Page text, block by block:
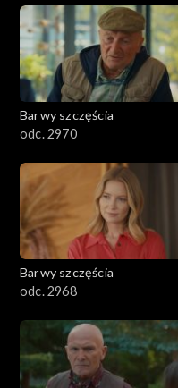
Barwy szczęścia
odc. 2970
Barwy szczęścia
odc. 2968